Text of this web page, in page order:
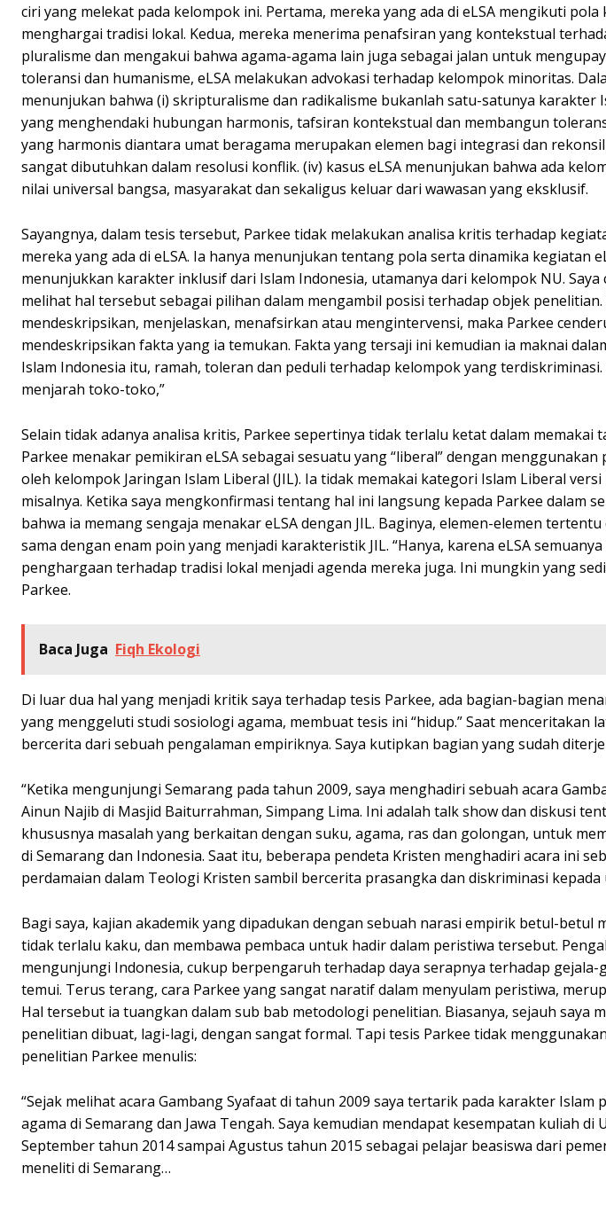
ciri yang melekat pada kelompok ini. Pertama, mereka yang ada di eLSA mengikuti
menghargai tradisi lokal. Kedua, mereka menerima penafsiran yang kontekstual
pluralisme dan mengakui bahwa agama-agama lain juga sebagai jalan untuk
toleransi dan humanisme, eLSA melakukan advokasi terhadap kelompok minoritas.
menunjukan bahwa (i) skripturalisme dan radikalisme bukanlah satu-satunya karakter
yang menghendaki hubungan harmonis, tafsiran kontekstual dan membangun
yang harmonis diantara umat beragama merupakan elemen bagi integrasi dan
sangat dibutuhkan dalam resolusi konflik. (iv) kasus eLSA menunjukan bahwa ada
nilai universal bangsa, masyarakat dan sekaligus keluar dari wawasan yang eksklusif.
Sayangnya, dalam tesis tersebut, Parkee tidak melakukan analisa kritis terhadap
mereka yang ada di eLSA. Ia hanya menunjukan tentang pola serta dinamika kegiatan
menunjukkan karakter inklusif dari Islam Indonesia, utamanya dari kelompok NU.
melihat hal tersebut sebagai pilihan dalam mengambil posisi terhadap objek
mendeskripsikan, menjelaskan, menafsirkan atau mengintervensi, maka Parkee
mendeskripsikan fakta yang ia temukan. Fakta yang tersaji ini kemudian ia maknai
Islam Indonesia itu, ramah, toleran dan peduli terhadap kelompok yang
menjarah toko-toko,”
Selain tidak adanya analisa kritis, Parkee sepertinya tidak terlalu ketat dalam memakai
Parkee menakar pemikiran eLSA sebagai sesuatu yang “liberal” dengan
oleh kelompok Jaringan Islam Liberal (JIL). Ia tidak memakai kategori Islam Liberal
misalnya. Ketika saya mengkonfirmasi tentang hal ini langsung kepada Parkee dalam
bahwa ia memang sengaja menakar eLSA dengan JIL. Baginya, elemen-elemen
sama dengan enam poin yang menjadi karakteristik JIL. “Hanya, karena eLSA
penghargaan terhadap tradisi lokal menjadi agenda mereka juga. Ini mungkin yang
Parkee.
Baca Juga Fiqh Ekologi
Di luar dua hal yang menjadi kritik saya terhadap tesis Parkee, ada bagian-bagian
yang menggeluti studi sosiologi agama, membuat tesis ini “hidup.” Saat menceritakan
bercerita dari sebuah pengalaman empiriknya. Saya kutipkan bagian yang sudah
“Ketika mengunjungi Semarang pada tahun 2009, saya menghadiri sebuah acara
Ainun Najib di Masjid Baiturrahman, Simpang Lima. Ini adalah talk show dan diskusi
khususnya masalah yang berkaitan dengan suku, agama, ras dan golongan, untuk
di Semarang dan Indonesia. Saat itu, beberapa pendeta Kristen menghadiri acara ini
perdamaian dalam Teologi Kristen sambil bercerita prasangka dan diskriminasi
Bagi saya, kajian akademik yang dipadukan dengan sebuah narasi empirik betul-betul
tidak terlalu kaku, dan membawa pembaca untuk hadir dalam peristiwa tersebut.
mengunjungi Indonesia, cukup berpengaruh terhadap daya serapnya terhadap gejala-
temui. Terus terang, cara Parkee yang sangat naratif dalam menyulam peristiwa,
Hal tersebut ia tuangkan dalam sub bab metodologi penelitian. Biasanya, sejauh saya
penelitian dibuat, lagi-lagi, dengan sangat formal. Tapi tesis Parkee tidak
penelitian Parkee menulis:
“Sejak melihat acara Gambang Syafaat di tahun 2009 saya tertarik pada karakter
agama di Semarang dan Jawa Tengah. Saya kemudian mendapat kesempatan kuliah
September tahun 2014 sampai Agustus tahun 2015 sebagai pelajar beasiswa dari
meneliti di Semarang…